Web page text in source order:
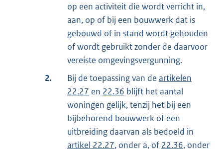
op een activiteit die wordt verricht in,
aan, op of bij een bouwwerk dat is
gebouwd of in stand wordt gehouden
of wordt gebruikt zonder de daarvoor
vereiste omgevingsvergunning.
2.
Bij de toepassing van de artikelen
22.27 en 22.36 blijft het aantal
woningen gelijk, tenzij het bij een
bijbehorend bouwwerk of een
uitbreiding daarvan als bedoeld in
artikel 22.27, onder a, of 22.36, onder